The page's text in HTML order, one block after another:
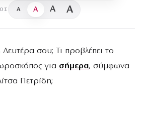
A A A A
Δευτέρα σου; Τι προβλέπει το
για σήμερα, σύμφωνα
Πετρίδη;